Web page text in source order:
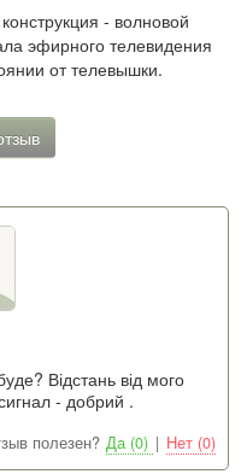
- волновой
эфирного телевидения
от телевышки.
Відстань від мого
- добрий .
полезен? Да (0) | Нет (0)